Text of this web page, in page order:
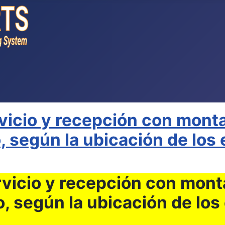
y recepción con
según la ubicación de los
y recepción con
según la ubicación de